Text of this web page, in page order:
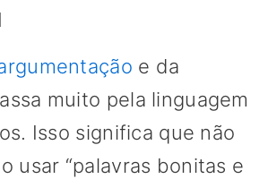
e da
muito pela linguagem
Isso significa que não
usar “palavras bonitas e